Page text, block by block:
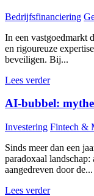
Bedrijfsfinanciering
In een vastgoedmarkt
en rigoureuze
beveiligen. Bij...
Lees verder
AI-bubbel:
Investering Fintech &
Sinds meer dan een
paradoxaal
aangedreven door de...
Lees verder